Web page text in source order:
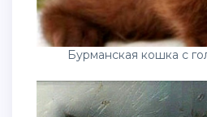
Бурманская кошка с